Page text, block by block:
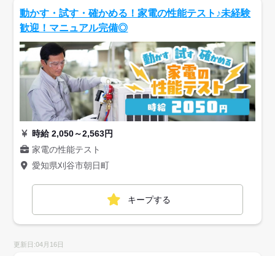
動かす・試す・確かめる！家電の性能テスト♪未経験
歓迎！マニュアル完備◎
時給 2,050～2,563円
家電の性能テスト
愛知県刈谷市朝日町
キープする
更新日:04月16日